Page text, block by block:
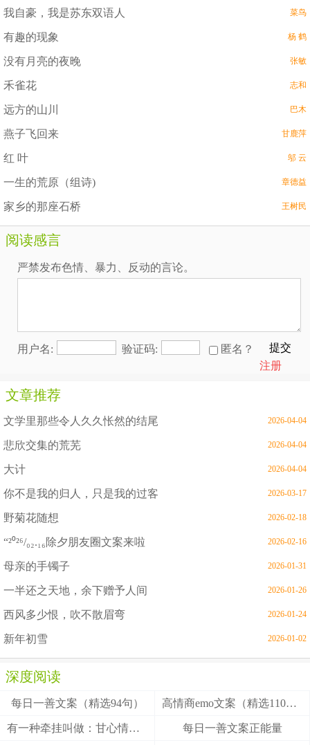
我自豪，我是苏东双语人 菜鸟
有趣的现象 杨 鹤
没有月亮的夜晚 张敏
禾雀花 志和
远方的山川 巴木
燕子飞回来 甘鹿萍
红 叶 邬 云
一生的荒原（组诗) 章德益
家乡的那座石桥 王树民
阅读感言
严禁发布色情、暴力、反动的言论。
用户名: 验证码: 匿名？
提交
注册
文章推荐
文学里那些令人久久怅然的结尾 2026-04-04
悲欣交集的荒芜 2026-04-04
大计 2026-04-04
你不是我的归人，只是我的过客 2026-03-17
野菊花随想 2026-02-18
“²⁰²⁶/₀₂.₁₆除夕朋友圈文案来啦 2026-02-16
母亲的手镯子 2026-01-31
一半还之天地，余下赠予人间 2026-01-26
西风多少恨，吹不散眉弯 2026-01-24
新年初雪 2026-01-02
深度阅读
每日一善文案（精选94句） 高情商emo文案（精选110句）
有一种牵挂叫做：甘心情愿！ 每日一善文案正能量